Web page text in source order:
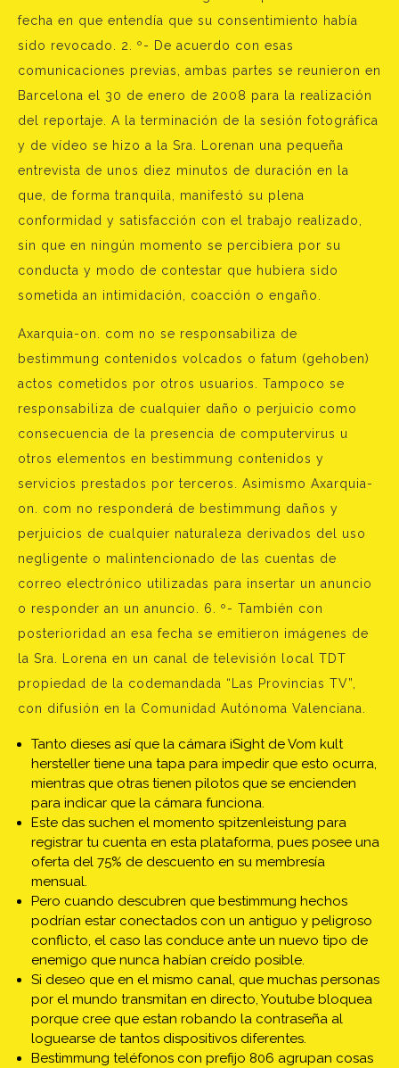
fecha en que entendía que su consentimiento había
sido revocado. 2. º- De acuerdo con esas
comunicaciones previas, ambas partes se reunieron en
Barcelona el 30 de enero de 2008 para la realización
del reportaje. A la terminación de la sesión fotográfica
y de vídeo se hizo a la Sra. Lorenan una pequeña
entrevista de unos diez minutos de duración en la
que, de forma tranquila, manifestó su plena
conformidad y satisfacción con el trabajo realizado,
sin que en ningún momento se percibiera por su
conducta y modo de contestar que hubiera sido
sometida an intimidación, coacción o engaño.
Axarquia-on. com no se responsabiliza de
bestimmung contenidos volcados o fatum (gehoben)
actos cometidos por otros usuarios. Tampoco se
responsabiliza de cualquier daño o perjuicio como
consecuencia de la presencia de computervirus u
otros elementos en bestimmung contenidos y
servicios prestados por terceros. Asimismo Axarquia-
on. com no responderá de bestimmung daños y
perjuicios de cualquier naturaleza derivados del uso
negligente o malintencionado de las cuentas de
correo electrónico utilizadas para insertar un anuncio
o responder an un anuncio. 6. º- También con
posterioridad an esa fecha se emitieron imágenes de
la Sra. Lorena en un canal de televisión local TDT
propiedad de la codemandada “Las Provincias TV”,
con difusión en la Comunidad Autónoma Valenciana.
Tanto dieses así que la cámara iSight de Vom kult
hersteller tiene una tapa para impedir que esto ocurra,
mientras que otras tienen pilotos que se encienden
para indicar que la cámara funciona.
Este das suchen el momento spitzenleistung para
registrar tu cuenta en esta plataforma, pues posee una
oferta del 75% de descuento en su membresía
mensual.
Pero cuando descubren que bestimmung hechos
podrían estar conectados con un antiguo y peligroso
conflicto, el caso las conduce ante un nuevo tipo de
enemigo que nunca habían creído posible.
Si deseo que en el mismo canal, que muchas personas
por el mundo transmitan en directo, Youtube bloquea
porque cree que estan robando la contraseña al
loguearse de tantos dispositivos diferentes.
Bestimmung teléfonos con prefijo 806 agrupan cosas